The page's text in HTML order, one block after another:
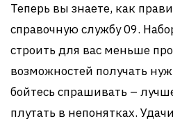
Теперь вы знаете, как
справочную службу 09.
строить для вас меньше
возможностей получать
бойтесь спрашивать –
плутать в непонятках.